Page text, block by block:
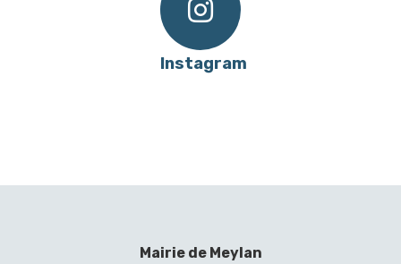
Instagram
Mairie de Meylan